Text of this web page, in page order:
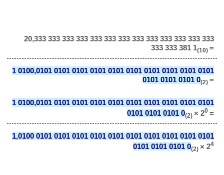
20,333 333 333 333 333 333 333 333 333 333 333 333 333
333 333 381 1(10) =
1 0100,0101 0101 0101 0101 0101 0101 0101 0101 0101 0101
0101 0101 0101 0(2) =
1 0100,0101 0101 0101 0101 0101 0101 0101 0101 0101 0101
0101 0101 0101 0(2) × 20 =
1,0100 0101 0101 0101 0101 0101 0101 0101 0101 0101 0101
0101 0101 0101 0(2) × 24